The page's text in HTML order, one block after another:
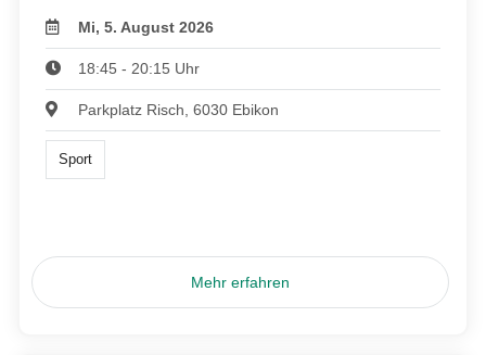
Mi, 5. August 2026
18:45 - 20:15 Uhr
Parkplatz Risch, 6030 Ebikon
Sport
Mehr erfahren